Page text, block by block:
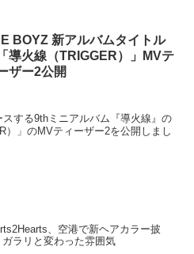
BOYZ 新アルバムタイトル
導火線（TRIGGER）」MVテ
ザー2公開
する9thミニアルバム『導火線』の
）」のMVティーザー2を公開しまし
、空港で新ヘアカラー披
ラリと変わった雰囲気